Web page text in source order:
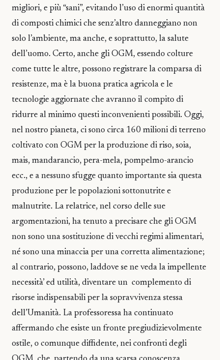
migliori, e più “sani”, evitando l’uso di enormi quantità
di composti chimici che senz’altro danneggiano non
solo l’ambiente, ma anche, e soprattutto, la salute
dell’uomo. Certo, anche gli OGM, essendo colture
come tutte le altre, possono registrare la comparsa di
resistenze, ma è la buona pratica agricola e le
tecnologie aggiornate che avranno il compito di
ridurre al minimo questi inconvenienti possibili. Oggi,
nel nostro pianeta, ci sono circa 160 milioni di terreno
coltivato con OGM per la produzione di riso, soia,
mais, mandarancio, pera-mela, pompelmo-arancio
ecc., e a nessuno sfugge quanto importante sia questa
produzione per le popolazioni sottonutrite e
malnutrite. La relatrice, nel corso delle sue
argomentazioni, ha tenuto a precisare che gli OGM
non sono una sostituzione di vecchi regimi alimentari,
né sono una minaccia per una corretta alimentazione;
al contrario, possono, laddove se ne veda la impellente
necessità’ ed utilità, diventare un complemento di
risorse indispensabili per la sopravvivenza stessa
dell’Umanità. La professoressa ha continuato
affermando che esiste un fronte pregiudizievolmente
ostile, o comunque diffidente, nei confronti degli